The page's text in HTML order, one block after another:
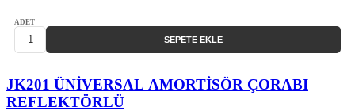
ADET
SEPETE EKLE
JK201 ÜNİVERSAL AMORTİSÖR ÇORABI
REFLEKTÖRLÜ